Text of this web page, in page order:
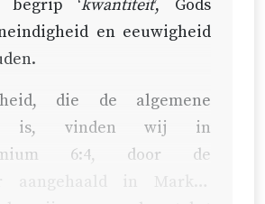
begrip ‘kwantiteit’,
Gods
en eeuwigheid
die de algemene
is, vinden wij in
6:4, door de